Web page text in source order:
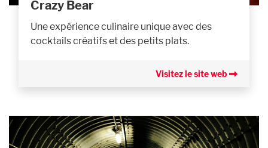
Crazy Bear
Une expérience culinaire unique avec des
cocktails créatifs et des petits plats.
Visitez le site web